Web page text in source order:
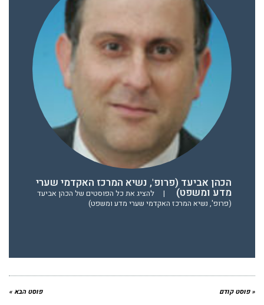
הכהן אביעד (פרופ', נשיא המרכז האקדמי שערי
מדע ומשפט) |
להציג את כל הפוסטים של הכהן אביעד
(פרופ', נשיא המרכז האקדמי שערי מדע ומשפט)
« פוסט קודם פוסט הבא »